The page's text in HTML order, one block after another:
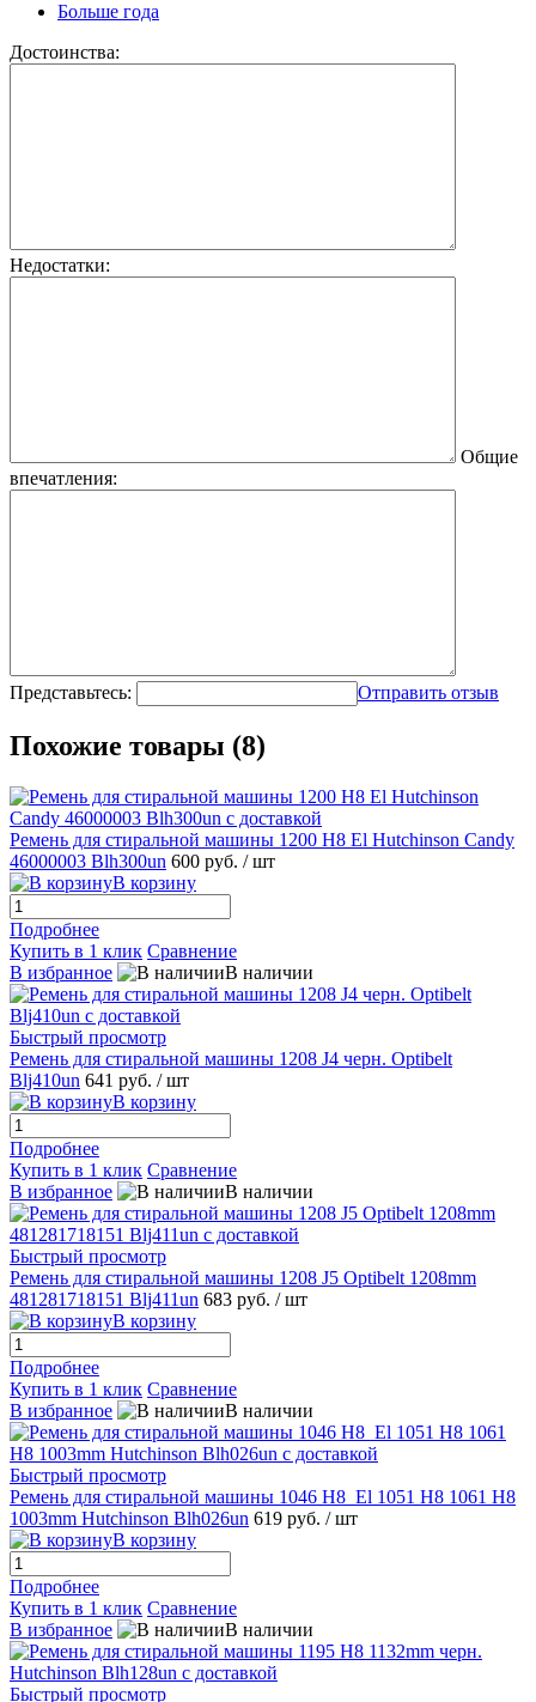
Больше года
Достоинства:
Недостатки:
Общие
впечатления:
Представьтесь: Отправить отзыв
Похожие товары (8)
Ремень для стиральной машины 1200 H8 El Hutchinson Candy
46000003 Blh300un 600 руб. / шт
В корзину
Подробнее
Купить в 1 клик Сравнение
В избранное
В наличии
Быстрый просмотр
Ремень для стиральной машины 1208 J4 черн. Optibelt
Blj410un 641 руб. / шт
В корзину
Подробнее
Купить в 1 клик Сравнение
В избранное
В наличии
Быстрый просмотр
Ремень для стиральной машины 1208 J5 Optibelt 1208mm
481281718151 Blj411un 683 руб. / шт
В корзину
Подробнее
Купить в 1 клик Сравнение
В избранное
В наличии
Быстрый просмотр
Ремень для стиральной машины 1046 H8_El 1051 H8 1061 H8
1003mm Hutchinson Blh026un 619 руб. / шт
В корзину
Подробнее
Купить в 1 клик Сравнение
В избранное
В наличии
Быстрый просмотр